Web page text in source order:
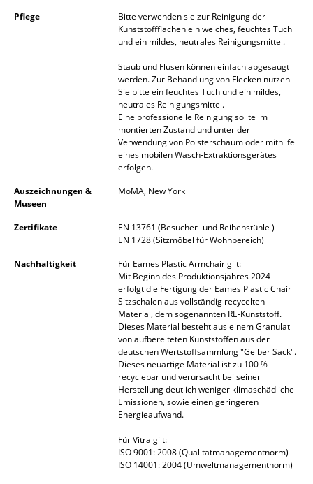
Knoll International
Nils Holger Moormann
Richard Lampert
Thonet
... alle Hersteller A-Z
Charles & Ray Eames
Pflege
Bitte verwenden sie zur Reinigung der
Kunststoffflächen ein weiches, feuchtes Tuch
und ein mildes, neutrales Reinigungsmittel.
Staub und Flusen können einfach abgesaugt
werden. Zur Behandlung von Flecken nutzen
Sie bitte ein feuchtes Tuch und ein mildes,
neutrales Reinigungsmittel.
Eine professionelle Reinigung sollte im
montierten Zustand und unter der
Verwendung von Polsterschaum oder mithilfe
eines mobilen Wasch-Extraktionsgerätes
erfolgen.
Auszeichnungen &
Museen
MoMA, New York
Zertifikate
EN 13761 (Besucher- und Reihenstühle )
EN 1728 (Sitzmöbel für Wohnbereich)
Nachhaltigkeit
Für Eames Plastic Armchair gilt:
Mit Beginn des Produktionsjahres 2024
erfolgt die Fertigung der Eames Plastic Chair
Sitzschalen aus vollständig recycelten
Material, dem sogenannten RE-Kunststoff.
Dieses Material besteht aus einem Granulat
von aufbereiteten Kunststoffen aus der
deutschen Wertstoffsammlung "Gelber Sack".
Dieses neuartige Material ist zu 100 %
recyclebar und verursacht bei seiner
Herstellung deutlich weniger klimaschädliche
Emissionen, sowie einen geringeren
Energieaufwand.
Für Vitra gilt:
ISO 9001: 2008 (Qualitätmanagementnorm)
ISO 14001: 2004 (Umweltmanagementnorm)